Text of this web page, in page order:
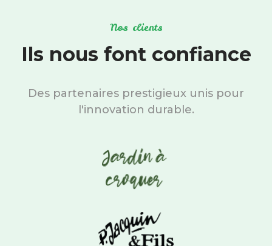
Nos clients
Ils nous font confiance
Des partenaires prestigieux unis pour
l'innovation durable.